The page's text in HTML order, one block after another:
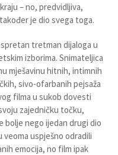
– no, predvidljiva,
je dio svega toga.
tretman dijaloga u
izborima. Snimateljica
mješavinu hitnih, intimnih
sivo-ofarbanih pejsaža
filma u sukob dovesti
zajedničku točku,
bolje nego ijedan drugi dio
veoma uspješno odradili
emocija, no film ipak